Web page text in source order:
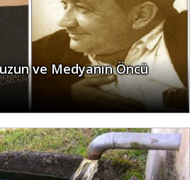
ve Medyanın Öncü